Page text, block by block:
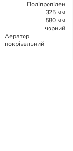
Поліпропілен
325 мм
580 мм
чорний
Аератор
покрівельний